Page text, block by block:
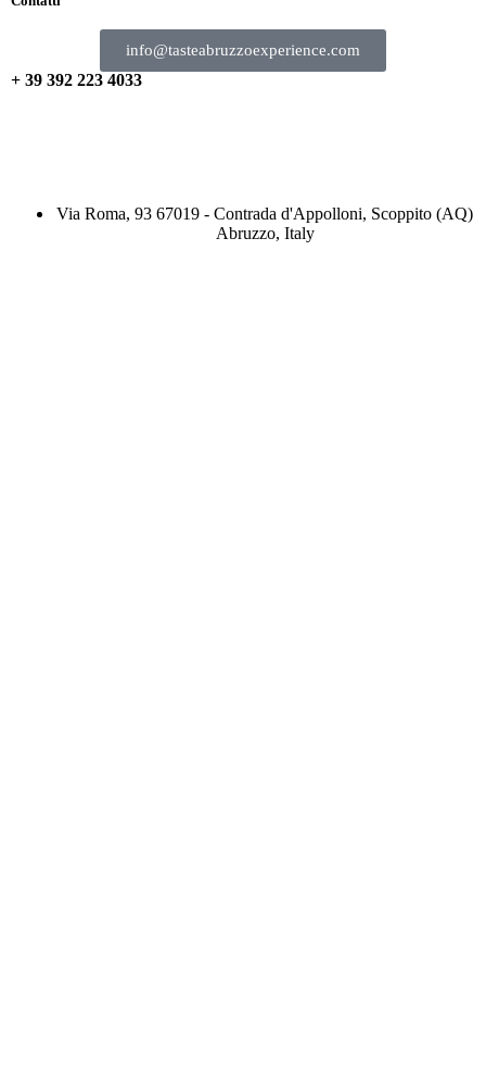
info@tasteabruzzoexperience.com
+ 39 392 223 4033
Via Roma, 93 67019 - Contrada d'Appolloni, Scoppito (AQ)
Abruzzo, Italy